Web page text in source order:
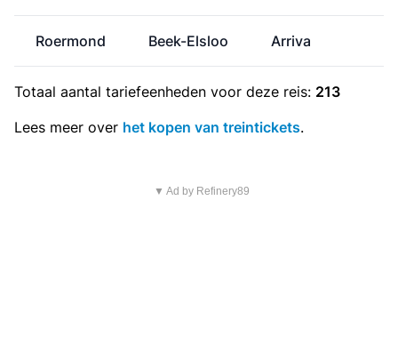
Roermond Beek-Elsloo Arriva
Totaal aantal tariefeenheden voor deze reis: 213
Lees meer over het kopen van treintickets.
▼ Ad by Refinery89